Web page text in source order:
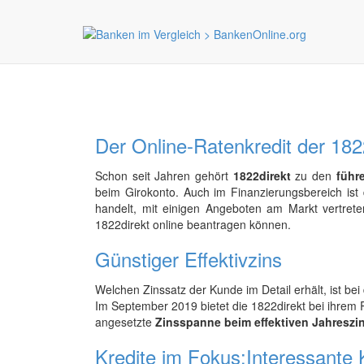
Der Online-Ratenkredit der
Schon seit Jahren gehört 1822direktzu den
beim Girokonto. Auch im Finanzierungsbereich
handelt, mit einigen Angeboten am Markt
1822direkt online beantragen können.
Günstiger Effektivzins
Welchen Zinssatz der Kunde im Detail erhält, ist
Im September 2019 bietet die 1822direkt bei
angesetzte Zinsspanne beim effektiven
Kredite im Fokus:Interessante